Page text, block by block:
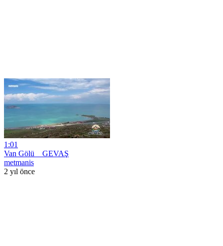
1:01
Van Gölü _ GEVAŞ
metmanis
2 yıl önce